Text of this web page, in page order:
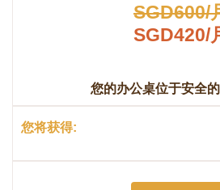
SGD600/
SGD420/
您的办公桌位于安全
您将获得: